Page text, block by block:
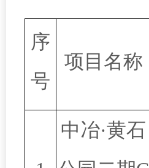
序
号
项目名称
中冶·黄石